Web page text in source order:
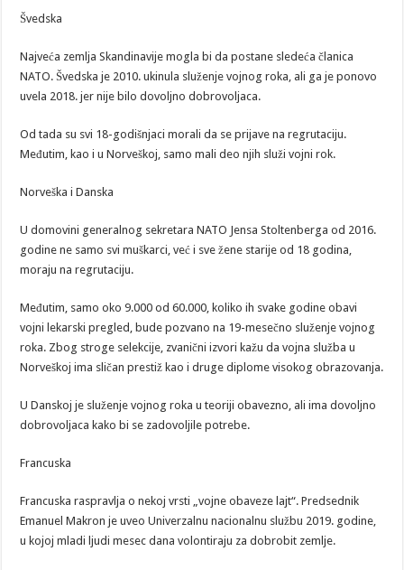
Švedska
Najveća zemlja Skandinavije mogla bi da postane sledeća članica
NATO. Švedska je 2010. ukinula služenje vojnog roka, ali ga je ponovo
uvela 2018. jer nije bilo dovoljno dobrovoljaca.
Od tada su svi 18-godišnjaci morali da se prijave na regrutaciju.
Međutim, kao i u Norveškoj, samo mali deo njih služi vojni rok.
Norveška i Danska
U domovini generalnog sekretara NATO Jensa Stoltenberga od 2016.
godine ne samo svi muškarci, već i sve žene starije od 18 godina,
moraju na regrutaciju.
Međutim, samo oko 9.000 od 60.000, koliko ih svake godine obavi
vojni lekarski pregled, bude pozvano na 19-mesečno služenje vojnog
roka. Zbog stroge selekcije, zvanični izvori kažu da vojna služba u
Norveškoj ima sličan prestiž kao i druge diplome visokog obrazovanja.
U Danskoj je služenje vojnog roka u teoriji obavezno, ali ima dovoljno
dobrovoljaca kako bi se zadovoljile potrebe.
Francuska
Francuska raspravlja o nekoj vrsti „vojne obaveze lajt“. Predsednik
Emanuel Makron je uveo Univerzalnu nacionalnu službu 2019. godine,
u kojoj mladi ljudi mesec dana volontiraju za dobrobit zemlje.